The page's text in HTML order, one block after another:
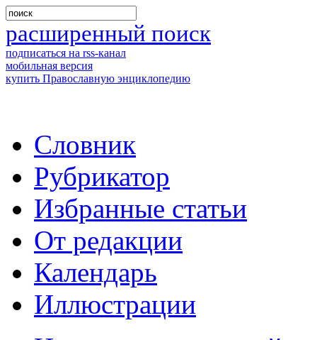
расширенный поиск
подписаться на rss-канал
мобильная версия
купить Православную энциклопедию
Словник
Рубрикатор
Избранные статьи
От редакции
Календарь
Иллюстрации